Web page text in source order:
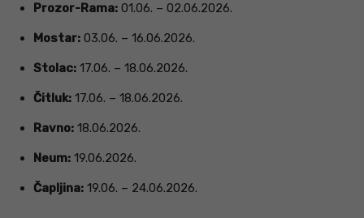
Prozor-Rama: 01.06. – 02.06.2026.
Mostar: 03.06. – 16.06.2026.
Stolac: 17.06. – 18.06.2026.
Čitluk: 17.06. – 18.06.2026.
Ravno: 18.06.2026.
Neum: 19.06.2026.
Čapljina: 19.06. – 24.06.2026.